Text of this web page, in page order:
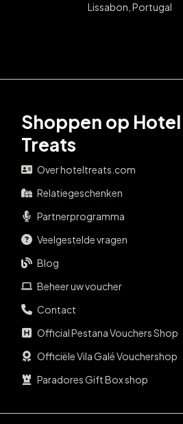
Lissabon, Portugal
Shoppen op Hotel
Treats
Over hoteltreats.com
Relatiegeschenken
Partnerprogramma
Veelgestelde vragen
Blog
Beheer uw voucher
Contact
Official Pestana Vouchers Shop
Officiële Vila Galé Vouchershop
Paradores Gift Box shop